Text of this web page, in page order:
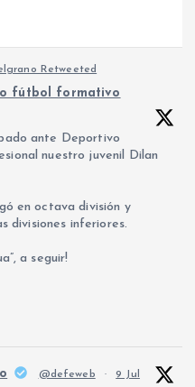
Retweeted
fútbol formativo
ante Deportivo
nuestro juvenil Dilan
en octava división y
divisiones inferiores.
a seguir!
@defeweb · 9 Jul